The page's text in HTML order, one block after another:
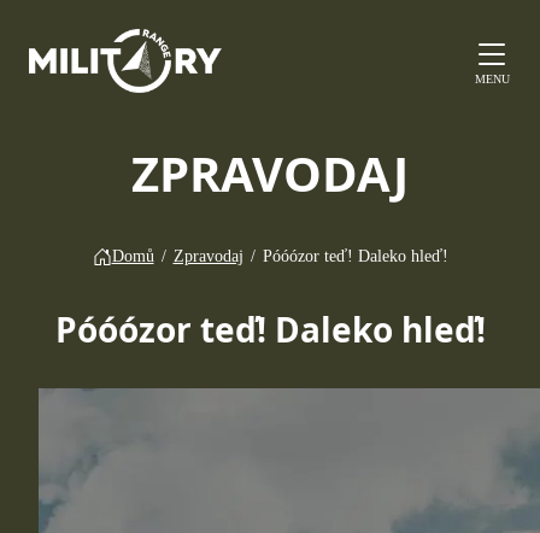
MENU
ZPRAVODAJ
Domů / Zpravodaj / Póóózor teď! Daleko hleď!
Póóózor teď! Daleko hleď!